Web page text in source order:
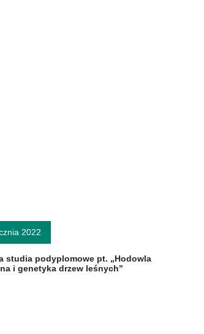
2022
studia podyplomowe pt. „Hodowla
i genetyka drzew leśnych”